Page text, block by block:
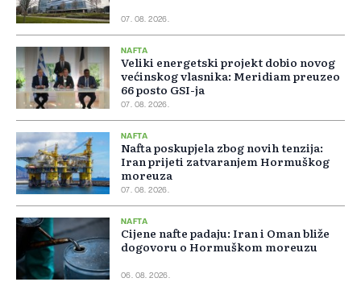
07. 08. 2026.
NAFTA
Veliki energetski projekt dobio novog
većinskog vlasnika: Meridiam preuzeo
66 posto GSI-ja
07. 08. 2026.
NAFTA
Nafta poskupjela zbog novih tenzija:
Iran prijeti zatvaranjem Hormuškog
moreuza
07. 08. 2026.
NAFTA
Cijene nafte padaju: Iran i Oman bliže
dogovoru o Hormuškom moreuzu
06. 08. 2026.